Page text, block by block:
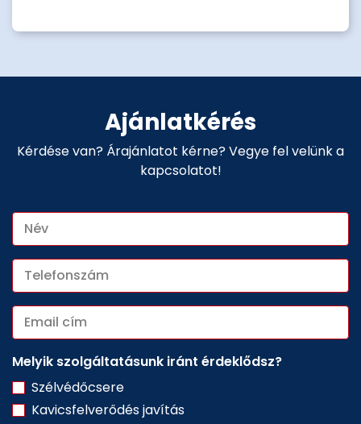
Ajánlatkérés
Kérdése van? Árajánlatot kérne? Vegye fel velünk a
kapcsolatot!
Melyik szolgáltatásunk iránt érdeklődsz?
Szélvédőcsere
Kavicsfelverődés javítás